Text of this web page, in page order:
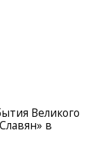
Великого
в